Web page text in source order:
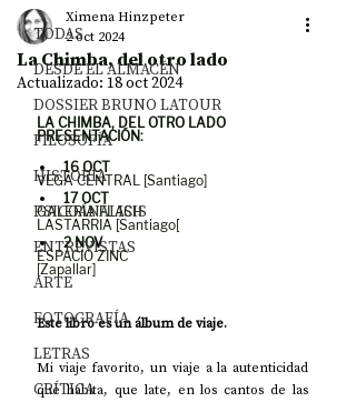
TODAS
DESDE EL ALMACÉN
DOSSIER BRUNO LATOUR
FILOSOFÍA
HISTORIA
PSICOANÁLISIS
ENTREVISTAS
ARTE
FOTOGRAFÍA
LETRAS
CRÍTICA
La Chimba, del otro lado
Ximena Hinzpeter
2 oct 2024
Actualizado: 18 oct 2024
LA CHIMBA, DEL OTRO LADO
PRESENTACIÓN:
16 OCT
VEGA CENTRAL [Santiago]
17 OCT
GALERÍA FLACH
LASTARRIA [Santiago[
2 NOV
ESPACIO ZINC
[Zapallar]
Este libro es un álbum de viaje.
Mi viaje favorito, un viaje a la autenticidad
que habita, que late, en los cantos de las